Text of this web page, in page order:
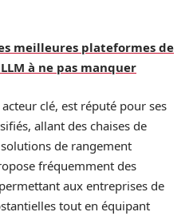
meilleures plateformes de
à ne pas manquer
clé, est réputé pour ses
allant des chaises de
de rangement
fréquemment des
aux entreprises de
tout en équipant